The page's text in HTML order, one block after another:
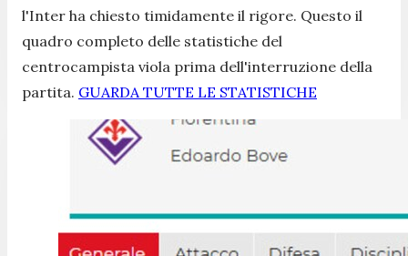
l'Inter ha chiesto timidamente il rigore. Questo il
quadro completo delle statistiche del
centrocampista viola prima dell'interruzione della
partita. GUARDA TUTTE LE STATISTICHE